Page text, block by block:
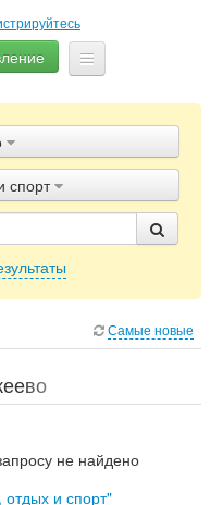
спорт
Самые новые
не найдено
и спорт"